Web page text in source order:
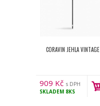
CORAVIN JEHLA VINTAGE
909 Kč s DPH
SKLADEM 8KS